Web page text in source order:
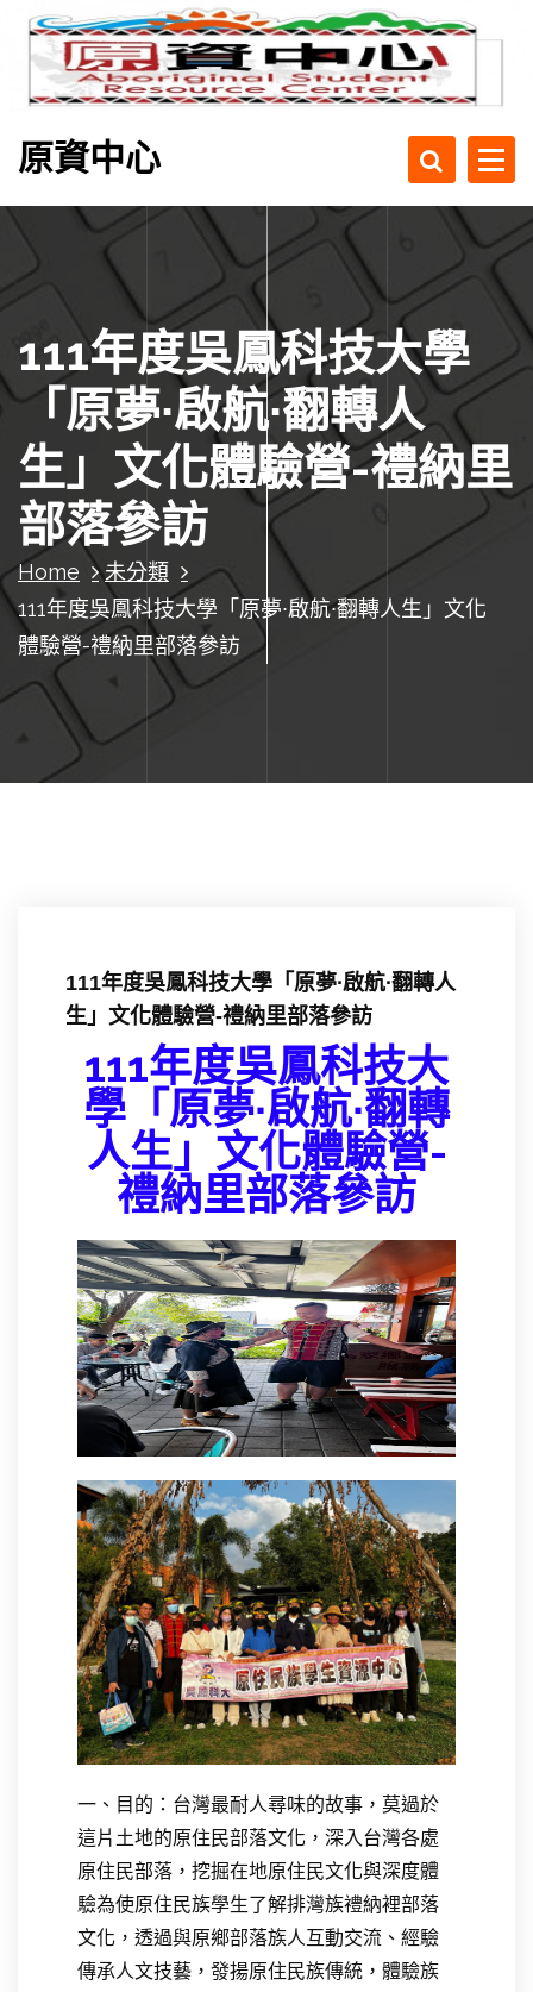
原資中心
111年度吳鳳科技大學
「原夢∙啟航∙翻轉人
生」文化體驗營-禮納里
部落參訪
Home
未分類
111年度吳鳳科技大學「原夢∙啟航∙翻轉人生」文化
體驗營-禮納里部落參訪
111年度吳鳳科技大學「原夢∙啟航∙翻轉人
生」文化體驗營-禮納里部落參訪
111年度吳鳳科技大
學「原夢∙啟航∙翻轉
人生」文化體驗營-
禮納里部落參訪
一、目的：台灣最耐人尋味的故事，莫過於
這片土地的原住民部落文化，深入台灣各處
原住民部落，挖掘在地原住民文化與深度體
驗為使原住民族學生了解排灣族禮納裡部落
文化，透過與原鄉部落族人互動交流、經驗
傳承人文技藝，發揚原住民族傳統，體驗族